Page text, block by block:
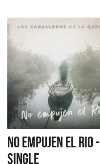
NO EMPUJEN EL RIO -
SINGLE